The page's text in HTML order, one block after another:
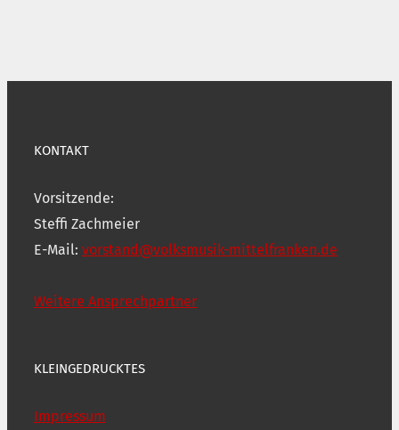
KONTAKT
Vorsitzende:
Steffi Zachmeier
E-Mail: vorstand@volksmusik-mittelfranken.de
Weitere Ansprechpartner
KLEINGEDRUCKTES
Impressum